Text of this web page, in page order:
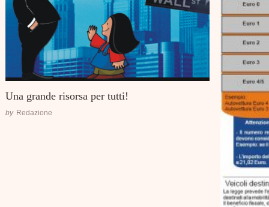
Una grande risorsa per tutti!
by Redazione